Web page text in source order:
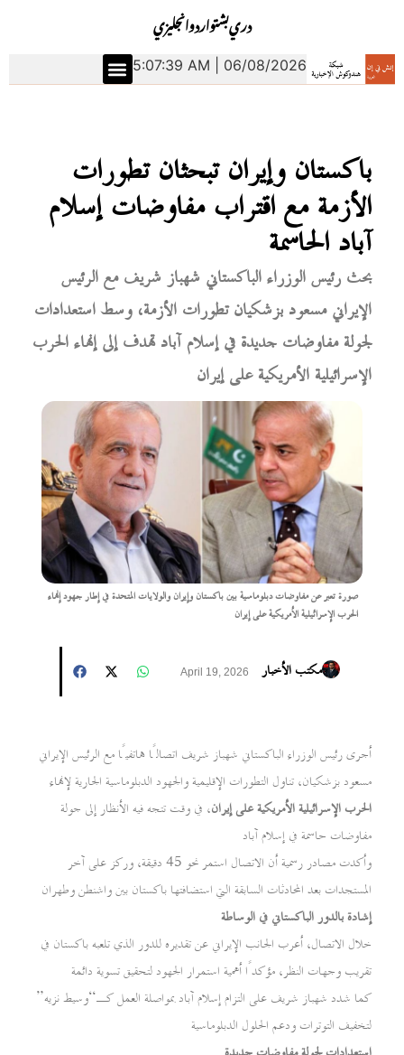
انجليزياردوبشتودري
5:07:40 AM | 06/08/2026
باكستان وإيران تبحثان تطورات
الأزمة مع اقتراب مفاوضات إسلام
آباد الحاسمة
بحث رئيس الوزراء الباكستاني شهباز شريف مع الرئيس
الإيراني مسعود بزشكيان تطورات الأزمة، وسط استعدادات
لجولة مفاوضات جديدة في إسلام آباد تهدف إلى إنهاء الحرب
الإسرائيلية الأمريكية على إيران
صورة تعبر عن مفاوضات دبلوماسية بين باكستان وإيران والولايات المتحدة في إطار جهود إنهاء
الحرب الإسرائيلية الأمريكية على إيران
مكتب الأخبار April 19, 2026
أجرى رئيس الوزراء الباكستاني شهباز شريف اتصالًا هاتفيًا مع الرئيس الإيراني
مسعود بزشكيان، تناول التطورات الإقليمية والجهود الدبلوماسية الجارية لإنهاء
الحرب الإسرائيلية الأمريكية على إيران، في وقت تتجه فيه الأنظار إلى جولة
مفاوضات حاسمة في إسلام آباد
وأكدت مصادر رسمية أن الاتصال استمر نحو 45 دقيقة، وركز على آخر
المستجدات بعد المحادثات السابقة التي استضافتها باكستان بين واشنطن وطهران
إشادة بالدور الباكستاني في الوساطة
خلال الاتصال، أعرب الجانب الإيراني عن تقديره للدور الذي تلعبه باكستان في
تقريب وجهات النظر، مؤكدًا أهمية استمرار الجهود لتحقيق تسوية دائمة
كما شدد شهباز شريف على التزام إسلام آباد بمواصلة العمل كـ“وسيط نزيه”
لتخفيف التوترات ودعم الحلول الدبلوماسية